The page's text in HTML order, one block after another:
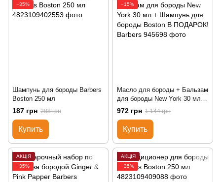
−35%
Шампунь для бороды Barbers
Boston 250 мл
187 грн 288 грн
Купить
−15%
Масло для бороды + Бальзам
для бороды New York 30 мл +
Шампунь для бороды Boston
В ПОДАРОК! Barbers
972 грн 1 144 грн
Купить
АКЦІЯ
−35%
АКЦІЯ
−35%